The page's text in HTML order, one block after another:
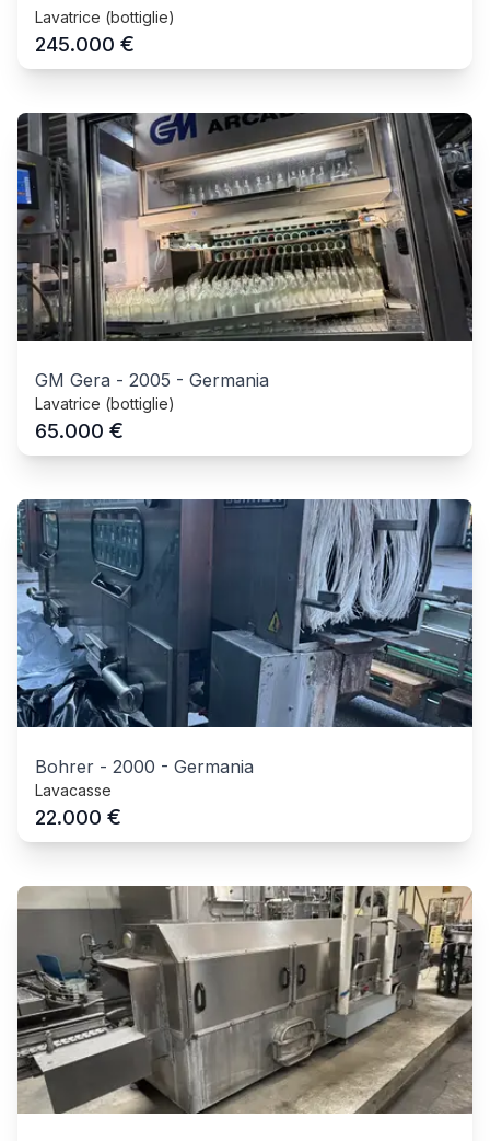
Lavatrice (bottiglie)
245.000 €
GM Gera - 2005 - Germania
Lavatrice (bottiglie)
65.000 €
Bohrer - 2000 - Germania
Lavacasse
22.000 €